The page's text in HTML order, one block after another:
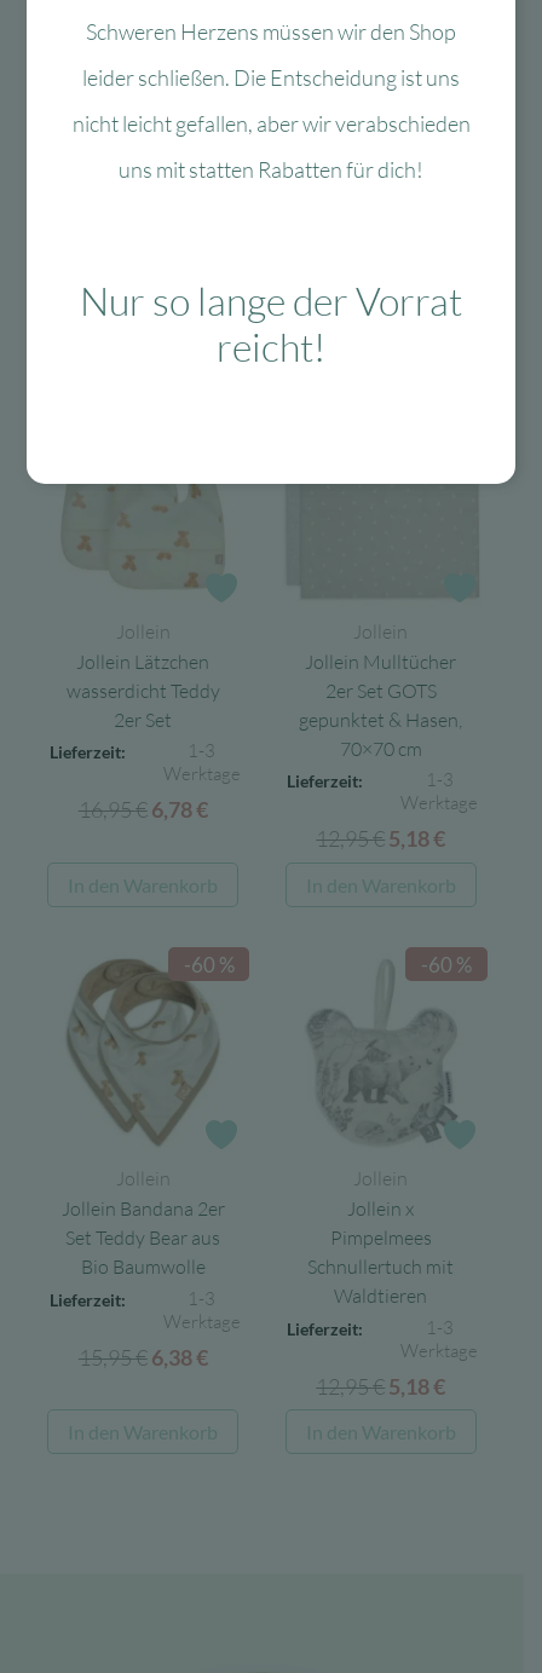
Das Passt dazu
gefallen
Jollein
Jollein Lätzchen
wasserdicht Teddy
2er Set
Lieferzeit:
1-3
Werktage
16,95€ Ursprünglicher
war:
16,95 €
6,78€Aktueller
ist:
6,78 €.
In den Warenkorb
Jollein
Jollein Mulltücher
2er Set GOTS
gepunktet & Hasen,
70×70 cm
Lieferzeit:
1-3
Werktage
12,95€Ursprünglicher
Preis
war:
5,18€Aktueller
Preis
ist:
In den Warenkorb
Zur Wunschliste
-60 %
Jollein
Jollein Bandana 2er
Set Teddy Bear aus
Bio Baumwolle
Lieferzeit:
1-3
Werktage
15,95€ Ursprünglicher
war:
15,95 €
6,38€Aktueller
ist:
6,38 €.
In den Warenkorb
-60 %
Jollein
Jollein x
Pimpelmees
Schnullertuch mit
Waldtieren
Lieferzeit:
1-3
Werktage
12,95€ Ursprünglicher
Preis
war:
5,18€Aktueller
Preis
ist:
In den Warenkorb
Schweren Herzens müssen wir den Shop
leider schließen. Die Entscheidung ist uns
nicht leicht gefallen, aber wir verabschieden
uns mit statten Rabatten für dich!
Nur so lange der Vorrat
reicht!